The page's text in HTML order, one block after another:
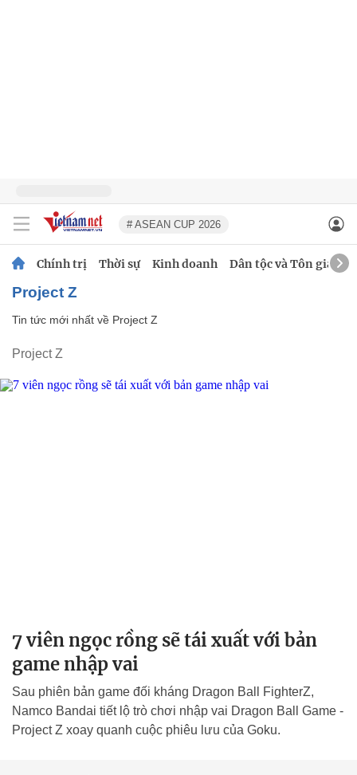
# ASEAN CUP 2026
Chính trị Thời sự Kinh doanh Dân tộc và Tôn giáo
Project Z
Tin tức mới nhất về Project Z
Project Z
7 viên ngọc rồng sẽ tái xuất với bản
game nhập vai
Sau phiên bản game đối kháng Dragon Ball FighterZ,
Namco Bandai tiết lộ trò chơi nhập vai Dragon Ball Game -
Project Z xoay quanh cuộc phiêu lưu của Goku.